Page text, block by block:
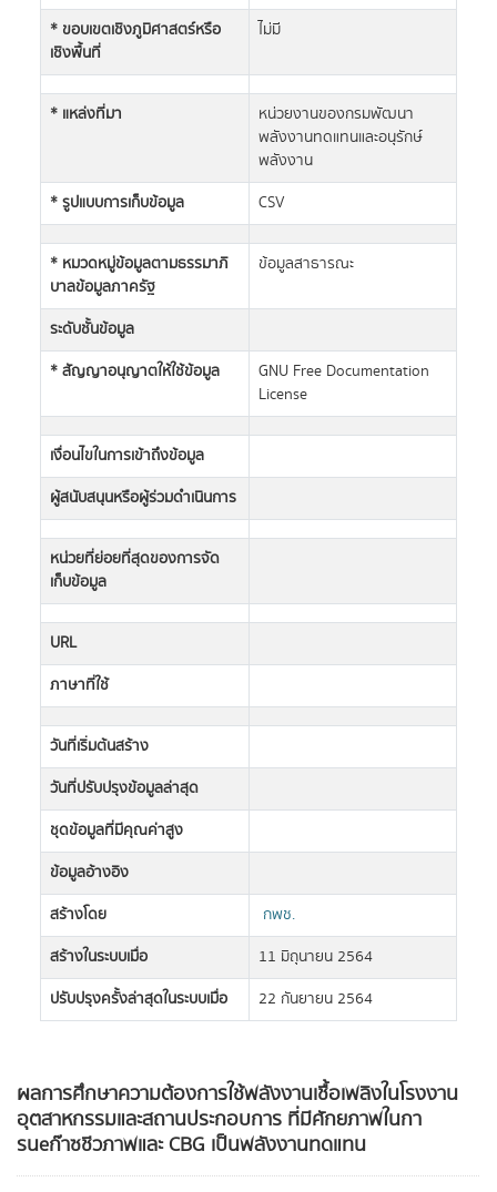
ผลการศึกษาความต้องการใช้พลังงานเชื้อเพลิงในโรงงาน
อุตสาหกรรมและสถานประกอบการ ที่มีศักยภาพในกา
รนeก๊าซชีวภาพและ CBG เป็นพลังงานทดแทน
* ขอบเขตเชิงภูมิศาสตร์หรือ
เชิงพื้นที่
ไม่มี
* แหล่งที่มา
หน่วยงานของกรมพัฒนา
พลังงานทดแทนและอนุรักษ์
พลังงาน
* รูปแบบการเก็บข้อมูล
CSV
* หมวดหมู่ข้อมูลตามธรรมาภิ
บาลข้อมูลภาครัฐ
ข้อมูลสาธารณะ
ระดับชั้นข้อมูล
* สัญญาอนุญาตให้ใช้ข้อมูล
GNU Free Documentation
License
เงื่อนไขในการเข้าถึงข้อมูล
ผู้สนับสนุนหรือผู้ร่วมดำเนินการ
หน่วยที่ย่อยที่สุดของการจัด
เก็บข้อมูล
URL
ภาษาที่ใช้
วันที่เริ่มต้นสร้าง
วันที่ปรับปรุงข้อมูลล่าสุด
ชุดข้อมูลที่มีคุณค่าสูง
ข้อมูลอ้างอิง
สร้างโดย
กพช.
สร้างในระบบเมื่อ
11 มิถุนายน 2564
ปรับปรุงครั้งล่าสุดในระบบเมื่อ
22 กันยายน 2564